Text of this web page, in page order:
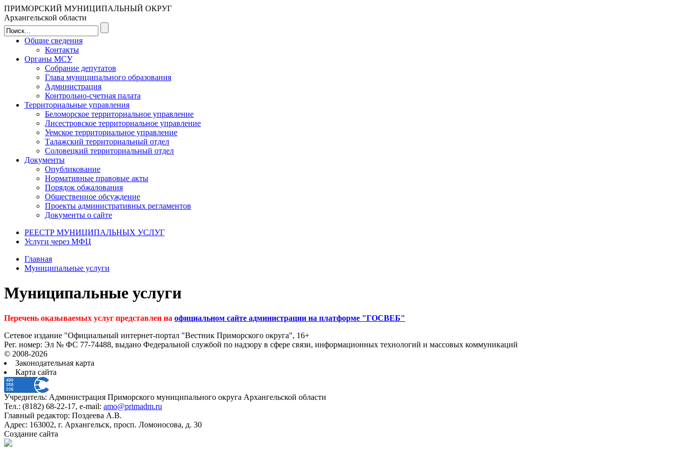
ПРИМОРСКИЙ МУНИЦИПАЛЬНЫЙ ОКРУГ
Архангельской области
Общие сведения
Контакты
Органы МСУ
Собрание депутатов
Глава муниципального образования
Администрация
Контрольно-счетная палата
Территориальные управления
Беломорское территориальное управление
Лисестровское территориальное управление
Уемское территориальное управление
Талажский территориальный отдел
Соловецкий территориальный отдел
Документы
Опубликование
Нормативные правовые акты
Порядок обжалования
Общественное обсуждение
Проекты административных регламентов
Документы о сайте
РЕЕСТР МУНИЦИПАЛЬНЫХ УСЛУГ
Услуги через МФЦ
Главная
Муниципальные услуги
Муниципальные услуги
Перечень оказываемых услуг представлен на официальном сайте администрации на платформе "ГОСВЕБ"
Сетевое издание "Официальный интернет-портал "Вестник Приморского округа", 16+
Рег. номер: Эл № ФС 77-74488, выдано Федеральной службой по надзору в сфере связи, информационных технологий и массовых коммуникаций
© 2008-2026
Законодательная карта
Карта сайта
Учредитель: Администрация Приморского муниципального округа Архангельской области
Тел.: (8182) 68-22-17, e-mail: amo@primadm.ru
Главный редактор: Поздеева А.В.
Адрес: 163002, г. Архангельск, просп. Ломоносова, д. 30
Создание сайта